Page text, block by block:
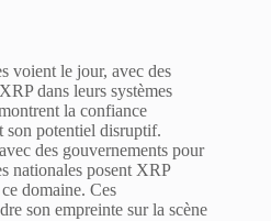
voient le jour, avec des
dans leurs systèmes
la confiance
son potentiel disruptif.
des gouvernements pour
nationales posent XRP
domaine. Ces
son empreinte sur la scène